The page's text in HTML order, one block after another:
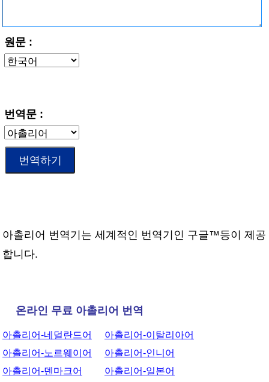
원문 :
번역문 :
아촐리어 번역기는 세계적인 번역기인 구글™등이 제공
합니다.
온라인 무료 아촐리어 번역
아촐리어-네덜란드어
아촐리어-노르웨이어
아촐리어-덴마크어
아촐리어-이탈리아어
아촐리어-인니어
아촐리어-일본어